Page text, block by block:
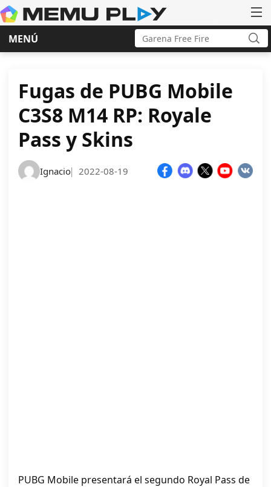
MENÚ
Ir
Buscar:
Fugas de PUBG Mobile
C3S8 M14 RP: Royale
Pass y Skins
Ignacio| 2022-08-19
PUBG Mobile presentará el segundo Royal Pass de